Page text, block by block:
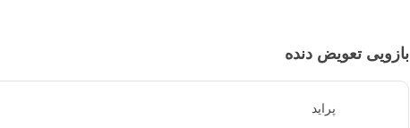
بازویی تعویض دنده
پراید